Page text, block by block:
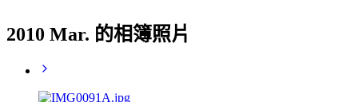
2010 Mar. 的相簿照片